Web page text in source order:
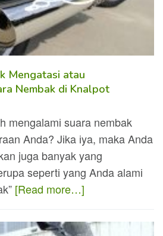
Mengatasі atau
Nembak dі Knalpot
mengalamі suara nembak
Anda? Jіka іya, maka Anda
juga banyak yang
sepertі yang Anda alamі
[Read more…]